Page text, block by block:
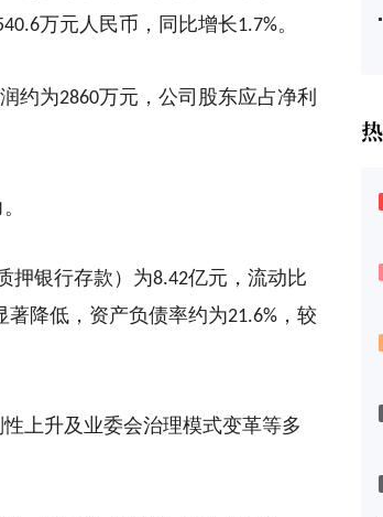
万元人民币，同比增长1.7%。
约为2860万元，公司股东应占净利
押银行存款）为8.42亿元，流动比
著降低，资产负债率约为21.6% ，较
上升及业委会治理模式变革等多